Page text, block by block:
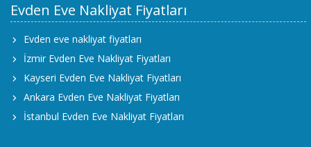
Evden Eve Nakliyat Fiyatları
Evden eve nakliyat fiyatları
İzmir Evden Eve Nakliyat Fiyatları
Kayseri Evden Eve Nakliyat Fiyatları
Ankara Evden Eve Nakliyat Fiyatları
İstanbul Evden Eve Nakliyat Fiyatları